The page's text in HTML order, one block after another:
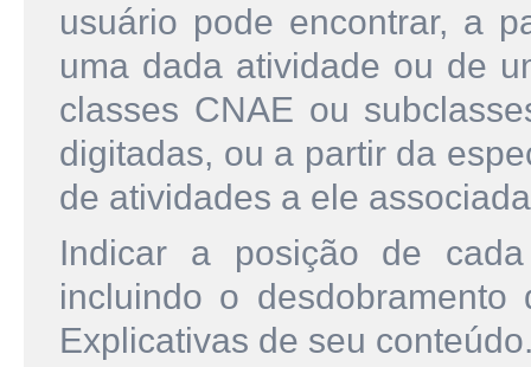
usuário pode encontrar, a
uma dada atividade ou de
classes CNAE ou
digitadas, ou a partir da
de atividades a ele
Indicar a posição de
incluindo o
Explicativas de seu